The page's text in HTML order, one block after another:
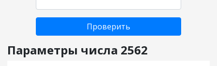
Проверить
Параметры числа 2562